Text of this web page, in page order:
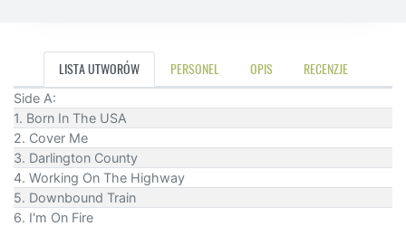
LISTA UTWORÓW PERSONEL OPIS RECENZJE
Side A:
1. Born In The USA
2. Cover Me
3. Darlington County
4. Working On The Highway
5. Downbound Train
6. I'm On Fire